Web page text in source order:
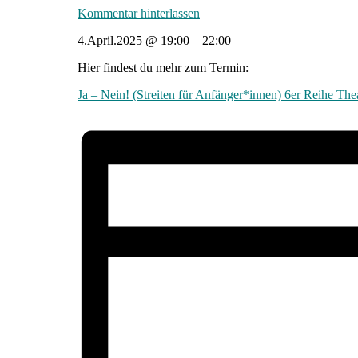
Kommentar hinterlassen
4.April.2025 @ 19:00 – 22:00
Hier findest du mehr zum Termin:
Ja – Nein! (Streiten für Anfänger*innen) 6er Reihe